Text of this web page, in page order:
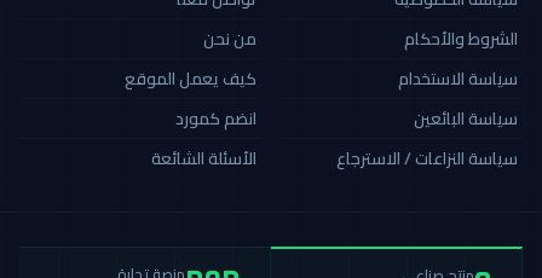
الشروط والأحكام
سياسة الاستخدام
سياسة البائعين
سياسة النزاعات / الاسترجاع
من نحن
كيف يعمل الموقع
انضم كمورد
الأسئلة الشائعة